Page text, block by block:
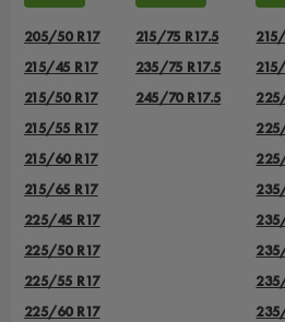
205/50 R17
215/45 R17
215/50 R17
215/55 R17
215/60 R17
215/65 R17
225/45 R17
225/50 R17
225/55 R17
225/60 R17
215/75 R17.5
235/75 R17.5
245/70 R17.5